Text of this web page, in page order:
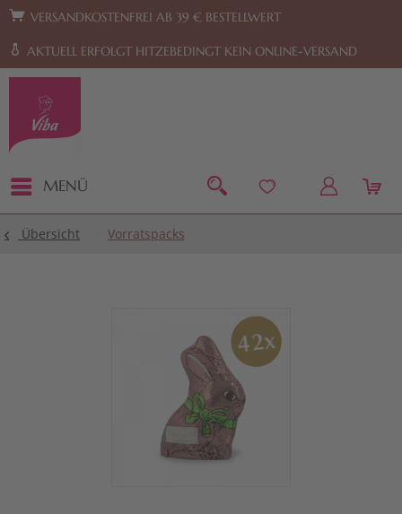
Zur Hauptnavigation springen Zum Footer springen
VERSANDKOSTENFREI AB 39 € BESTELLWERT
AKTUELL ERFOLGT HITZEBEDINGT KEIN ONLINE-VERSAND
MENÜ
Übersicht Vorratspacks